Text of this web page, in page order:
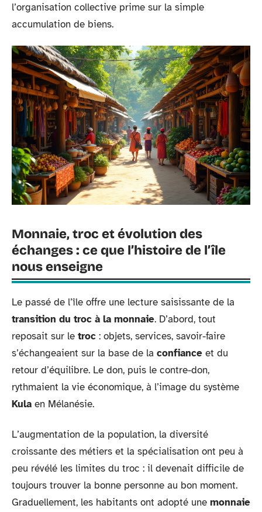
l’organisation collective prime sur la simple
accumulation de biens.
Monnaie, troc et évolution des
échanges : ce que l’histoire de l’île
nous enseigne
Le passé de l’île offre une lecture saisissante de la
transition du troc à la monnaie. D’abord, tout
reposait sur le troc : objets, services, savoir-faire
s’échangeaient sur la base de la confiance et du
retour d’équilibre. Le don, puis le contre-don,
rythmaient la vie économique, à l’image du système
Kula en Mélanésie.
L’augmentation de la population, la diversité
croissante des métiers et la spécialisation ont peu à
peu révélé les limites du troc : il devenait difficile de
toujours trouver la bonne personne au bon moment.
Graduellement, les habitants ont adopté une monnaie